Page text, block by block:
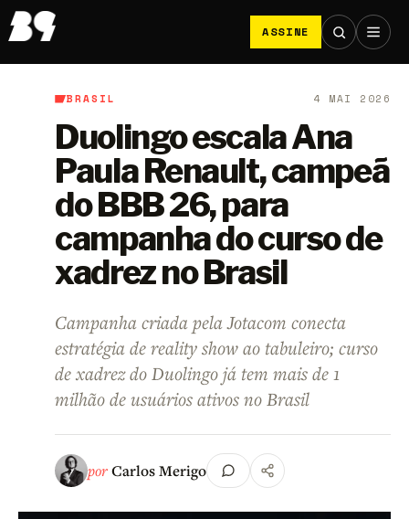
ASSINE
B9/Brasil
BRASIL 4 MAI 2026
Duolingo escala Ana
Paula Renault, campeã
do BBB 26, para
campanha do curso de
xadrez no Brasil
Campanha criada pela Jotacom conecta
estratégia de reality show ao tabuleiro; curso
de xadrez do Duolingo já tem mais de 1
milhão de usuários ativos no Brasil
porCarlos Merigo